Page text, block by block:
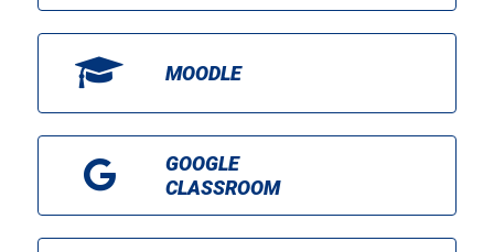
MOODLE
GOOGLE
CLASSROOM